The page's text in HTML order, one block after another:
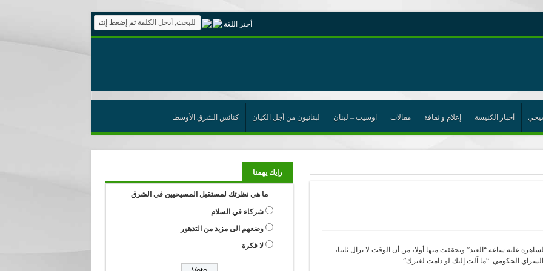
حول اللامركزية الموسعة شرط واجب للخروج من حالة الجمود
الإتحاد
أختر اللغة
أخبار الكنيسة إعلام و ثقافة مقالات اوسيب – لبنان لبنانيون من أجل الكيان كنائس الشرق الأوسط
مجلس النواب الساهرة عليه ساعة “العبد” وتحققت منها أولا، من أن الوقت لا يزال ثابتا،
الحكومي: “ما آلت إليك لو دامت لغيرك”.
رايك يهمنا
ما هي نظرتك لمستقبل المسيحيين في الشرق
شركاء في السلام
وضعهم الى مزيد من التدهور
لا فكرة